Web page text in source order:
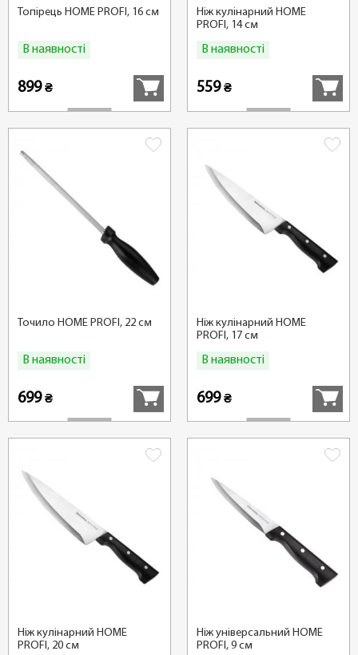
Топірець HOME PROFI, 16 см
В наявності
899₴
Ніж кулінарний HOME
PROFI, 14 см
В наявності
559₴
Точило HOME PROFI, 22 см
В наявності
699₴
Ніж кулінарний HOME
PROFI, 17 см
В наявності
699₴
Ніж кулінарний HOME
PROFI, 20 см
Ніж універсальний HOME
PROFI, 9 см